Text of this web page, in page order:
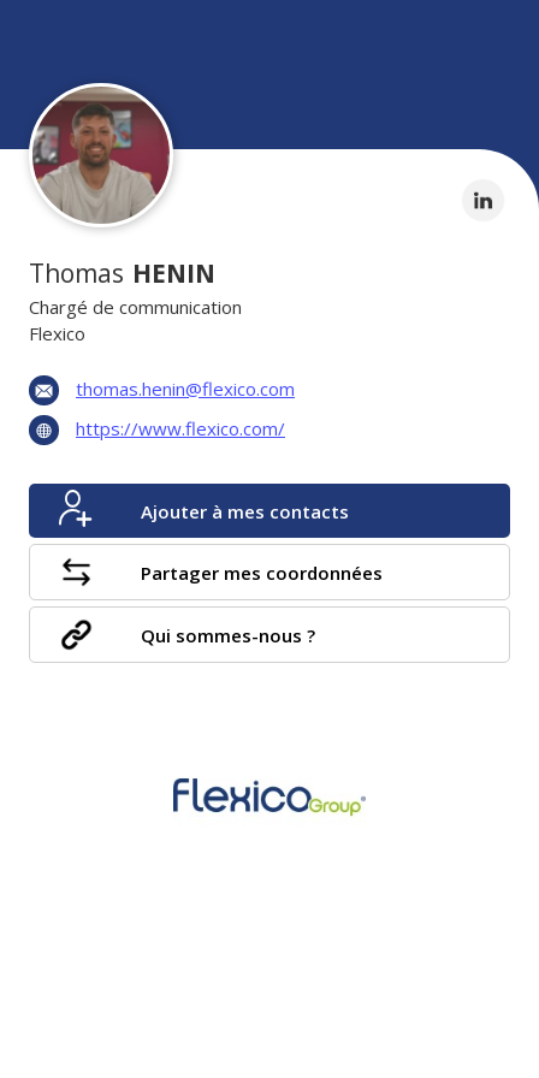
Thomas HENIN
Chargé de communication
Flexico
thomas.henin@flexico.com
https://www.flexico.com/
Ajouter à mes contacts
Partager mes coordonnées
Qui sommes-nous ?